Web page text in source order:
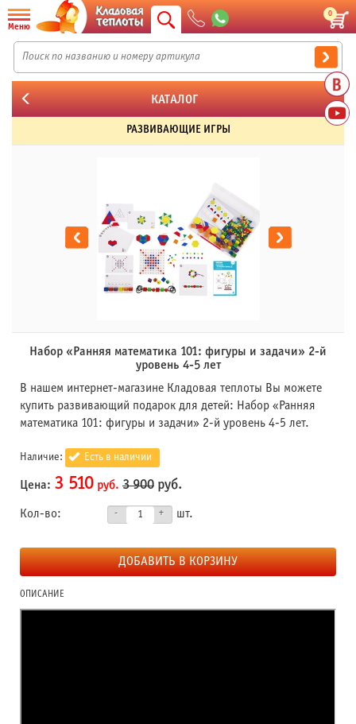
Меню
0
КАТАЛОГ
РАЗВИВАЮЩИЕ ИГРЫ
Набор «Ранняя математика 101: фигуры и задачи» 2-й
уровень 4-5 лет
В нашем интернет-магазине Кладовая теплоты Вы можете
купить развивающий подарок для детей: Набор «Ранняя
математика 101: фигуры и задачи» 2-й уровень 4-5 лет.
Наличие: Есть в наличии
Цена: 3 510 руб. 3 900 руб.
Кол-во: шт.
ДОБАВИТЬ В КОРЗИНУ
ОПИСАНИЕ